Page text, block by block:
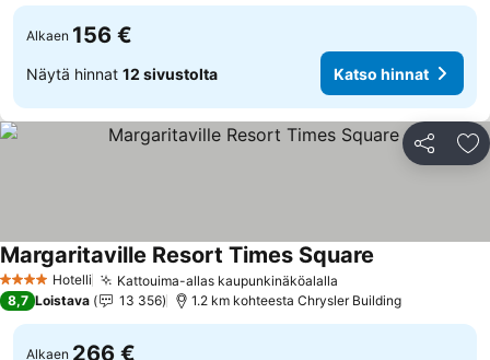
Alkaen 156 €
Näytä hinnat 12 sivustolta Katso hinnat
Jaa
4 Tähtiluokitus
Hotelli Kattouima-allas kaupunkinäköalalla
Margaritaville Resort Times Square
8,7 Loistava 13 356 1.2 km kohteesta Chrysler Building
Alkaen 266 €